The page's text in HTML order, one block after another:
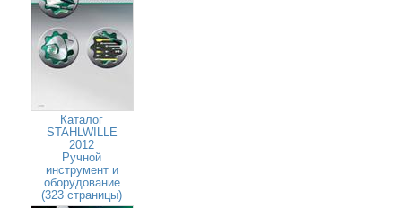
Каталог
STAHLWILLE
2012
Ручной
инструмент и
оборудование
(323 страницы)